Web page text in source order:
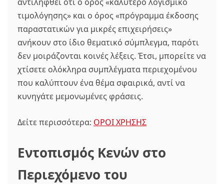
τιμολόγησης» και ο όρος «πρόγραμμα έκδοσης
παραστατικών για μικρές επιχειρήσεις»
ανήκουν στο ίδιο θεματικό σύμπλεγμα, παρότι
δεν μοιράζονται κοινές λέξεις. Έτσι, μπορείτε να
χτίσετε ολόκληρα συμπλέγματα περιεχομένου
που καλύπτουν ένα θέμα σφαιρικά, αντί να
κυνηγάτε μεμονωμένες φράσεις.
Δείτε περισσότερα: ΟΡΟΙ ΧΡΗΣΗΣ
Εντοπισμός Κενών στο
Περιεχόμενο του